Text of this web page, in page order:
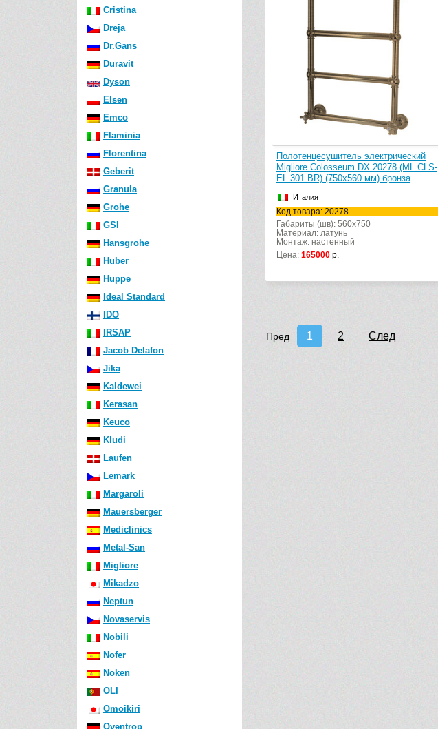
Cristina
Dreja
Dr.Gans
Duravit
Dyson
Elsen
Emco
Flaminia
Florentina
Geberit
Granula
Grohe
GSI
Hansgrohe
Huber
Huppe
Ideal Standard
IDO
IRSAP
Jacob Delafon
Jika
Kaldewei
Kerasan
Keuco
Kludi
Laufen
Lemark
Margaroli
Mauersberger
Mediclinics
Metal-San
Migliore
Mikadzo
Neptun
Novaservis
Nobili
Nofer
Noken
OLI
Omoikiri
Oventrop
Полотенцесушитель электрический
Migliore Colosseum DX 20278 (ML.CLS-
EL.301.BR) (750х560 мм) бронза
Италия
Код товара: 20278
Габариты (шв): 560x750
Материал: латунь
Монтаж: настенный
Цена: 165000 р.
Пред 1 2 След